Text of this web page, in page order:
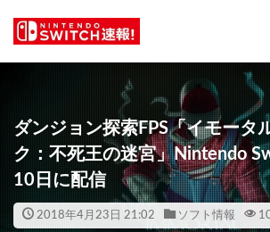
ダンジョン探索FPS「イモータ
ク：不死王の迷宮」Nintendo
10日に配信
2018年4月23日 21:02 ソフト情報